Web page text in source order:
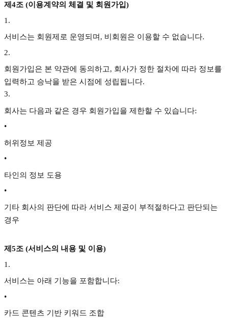
제4조 (이용계약의 체결 및 회원가입)
1 .
서비스는 회원제로 운영되며, 비회원은 이용할 수 없습니다.
2.
회원가입은 본 약관에 동의하고, 회사가 정한 절차에 따라 정보를
입력하고 승낙을 받은 시점에 성립됩니다.
3.
회사는 다음과 같은 경우 회원가입을 제한할 수 있습니다:
•
허위정보 제공
•
타인의 정보 도용
•
기타 회사의 판단에 따라 서비스 제공이 부적절하다고 판단되는
경우
제5조 (서비스의 내용 및 이용)
1 .
서비스는 아래 기능을 포함합니다:
•
카드 콘텐츠 기반 키워드 조합